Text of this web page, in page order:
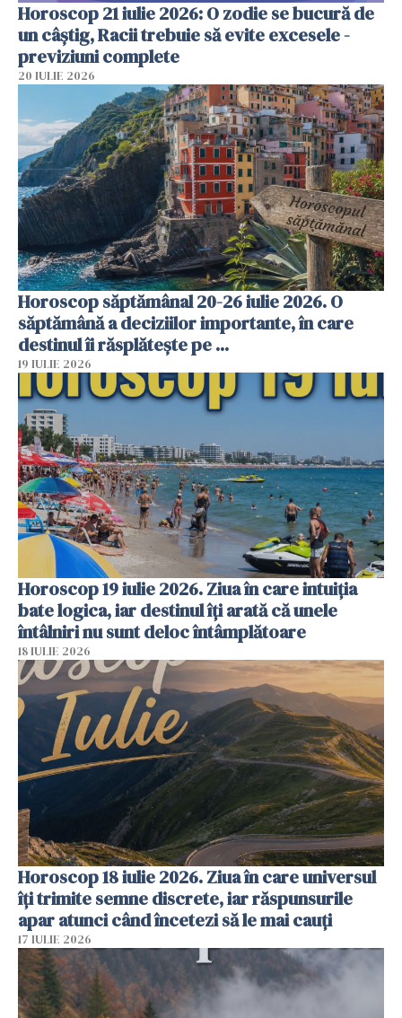
Horoscop 21 iulie 2026: O zodie se bucură de
un câștig, Racii trebuie să evite excesele -
previziuni complete
20 IULIE 2026
Horoscop săptămânal 20-26 iulie 2026. O
săptămână a deciziilor importante, în care
destinul îi răsplătește pe ...
19 IULIE 2026
Horoscop 19 iulie 2026. Ziua în care intuiția
bate logica, iar destinul îți arată că unele
întâlniri nu sunt deloc întâmplătoare
18 IULIE 2026
Horoscop 18 iulie 2026. Ziua în care universul
îți trimite semne discrete, iar răspunsurile
apar atunci când încetezi să le mai cauți
17 IULIE 2026